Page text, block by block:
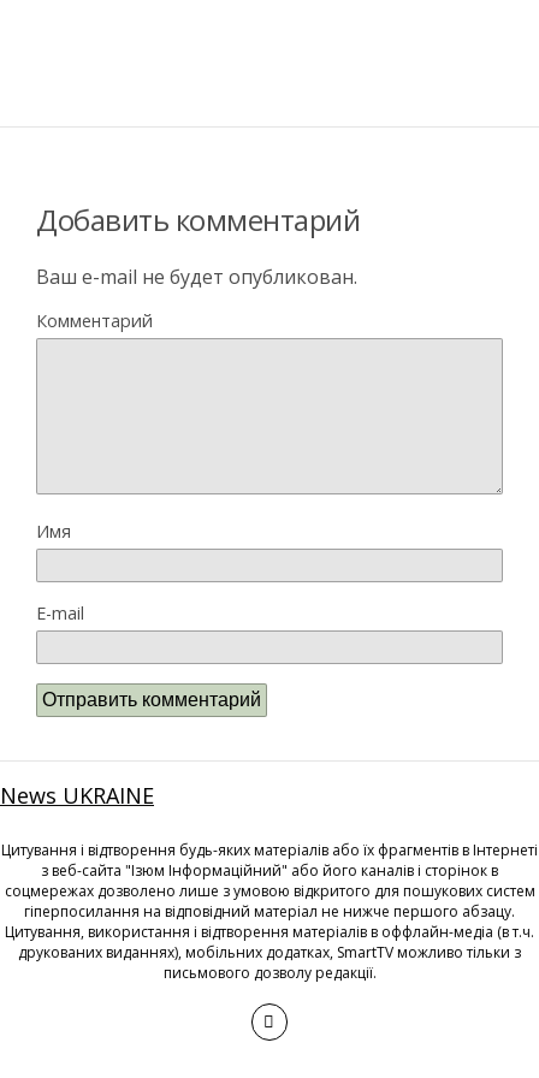
Добавить комментарий
Ваш e-mail не будет опубликован.
Комментарий
Имя
E-mail
News UKRAINE
Цитування і відтворення будь-яких матеріалів або їх фрагментів в Інтернеті
з веб-сайта "Ізюм Інформаційний" або його каналів і сторінок в
соцмережах дозволено лише з умовою відкритого для пошукових систем
гіперпосилання на відповідний матеріал не нижче першого абзацу.
Цитування, використання і відтворення матеріалів в оффлайн-медіа (в т.ч.
друкованих виданнях), мобільних додатках, SmartTV можливо тільки з
письмового дозволу редакції.